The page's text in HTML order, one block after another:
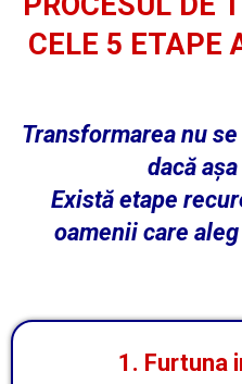
CELE 5 ETAPE
Transformarea nu
dacă
Există etape
oamenii care
1. Furtuna